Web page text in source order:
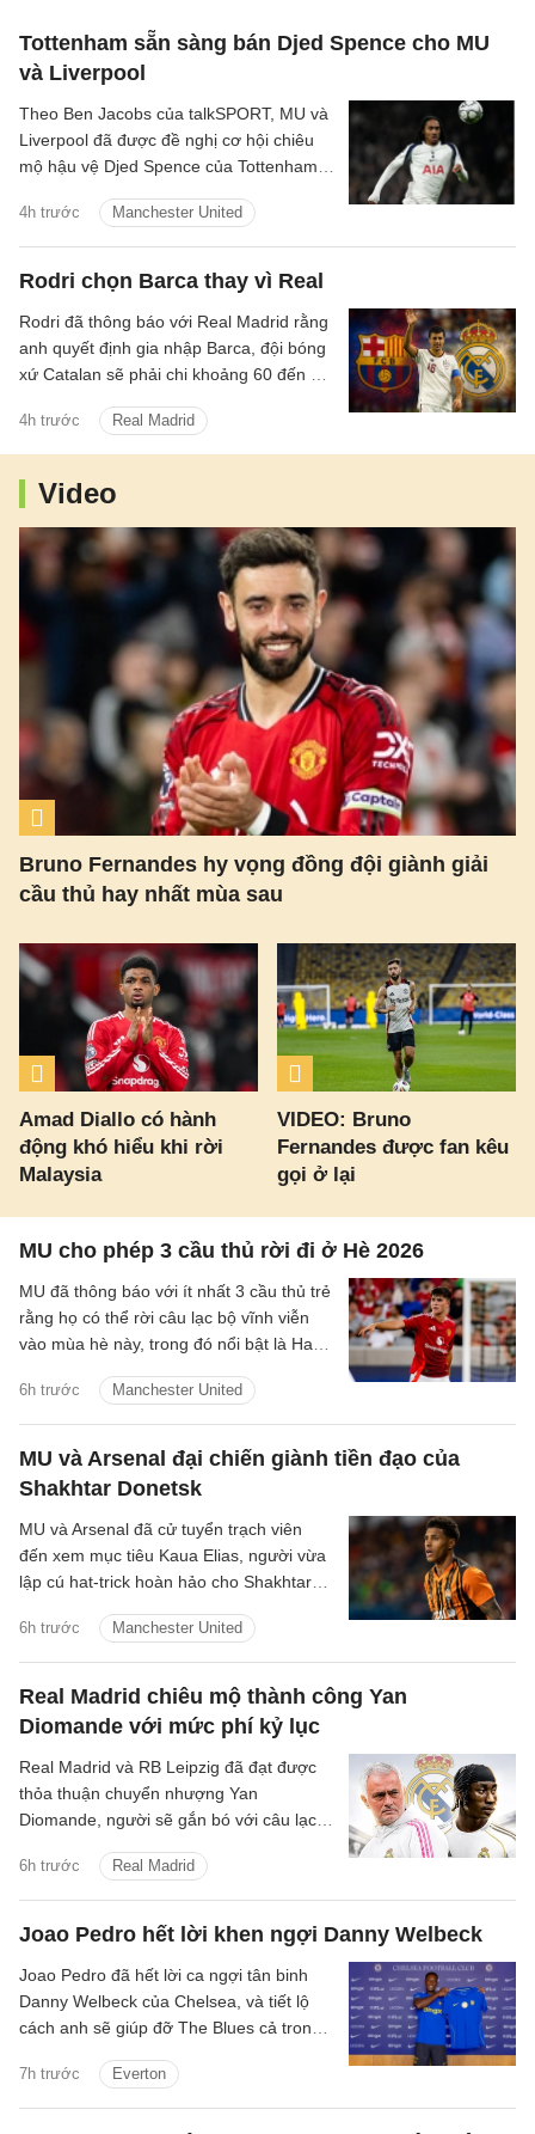
Tottenham sẵn sàng bán Djed Spence cho MU
và Liverpool
4h trước Manchester United
Theo Ben Jacobs của talkSPORT, MU và
Liverpool đã được đề nghị cơ hội chiêu
mộ hậu vệ Djed Spence của Tottenham
Rodri chọn Barca thay vì Real
4h trước Real Madrid
Rodri đã thông báo với Real Madrid rằng
anh quyết định gia nhập Barca, đội bóng
xứ Catalan sẽ phải chi khoảng 60 đến 70
cần.
Video
Bruno Fernandes hy vọng đồng đội giành giải
cầu thủ hay nhất mùa sau
Amad Diallo có hành
động khó hiểu khi rời
Malaysia
VIDEO: Bruno
Fernandes được fan kêu
gọi ở lại
MU cho phép 3 cầu thủ rời đi ở Hè 2026
6h trước Manchester United
MU đã thông báo với ít nhất 3 cầu thủ trẻ
rằng họ có thể rời câu lạc bộ vĩnh viễn
vào mùa hè này, trong đó nổi bật là Harry
MU và Arsenal đại chiến giành tiền đạo của
Shakhtar Donetsk
6h trước Manchester United
MU và Arsenal đã cử tuyển trạch viên
đến xem mục tiêu Kaua Elias, người vừa
lập cú hat-trick hoàn hảo cho Shakhtar
Real Madrid chiêu mộ thành công Yan
Diomande với mức phí kỷ lục
6h trước Real Madrid
Real Madrid và RB Leipzig đã đạt được
thỏa thuận chuyển nhượng Yan
Diomande, người sẽ gắn bó với câu lạc
ngày 30 tháng 6 năm 2033.
Joao Pedro hết lời khen ngợi Danny Welbeck
7h trước Everton
Joao Pedro đã hết lời ca ngợi tân binh
Danny Welbeck của Chelsea, và tiết lộ
cách anh sẽ giúp đỡ The Blues cả trong